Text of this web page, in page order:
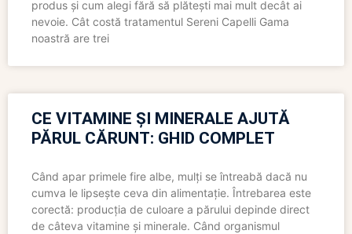
produs și cum alegi fără să plătești mai mult decât ai
nevoie. Cât costă tratamentul Sereni Capelli Gama
noastră are trei
CE VITAMINE ȘI MINERALE AJUTĂ
PĂRUL CĂRUNT: GHID COMPLET
Când apar primele fire albe, mulți se întreabă dacă nu
cumva le lipsește ceva din alimentație. Întrebarea este
corectă: producția de culoare a părului depinde direct
de câteva vitamine și minerale. Când organismul